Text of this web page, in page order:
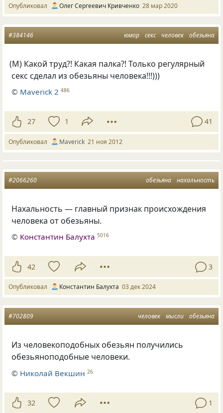
Опубликовал Олег Сергеевич Кривченко 28 мар 2020
юмор секс человек обезьяна
#384146
(М) Какой труд?! Какая палка?! Только регулярный
секс сделал из обезьяны человека!!!)))
© Maverick 2 486
27 1 41
Опубликовал Maverick 21 ноя 2012
обезьяна нахальность
#2066260
Нахальность — главный признак происхождения
человека от обезьяны.
© Константин Балухта 5016
42 3
Опубликовал Константин Балухта 03 дек 2024
человек мысли обезьяна
#702809
Из человекоподобных обезьян получились
обезьяноподобные человеки.
© Николай Векшин 26
32 1